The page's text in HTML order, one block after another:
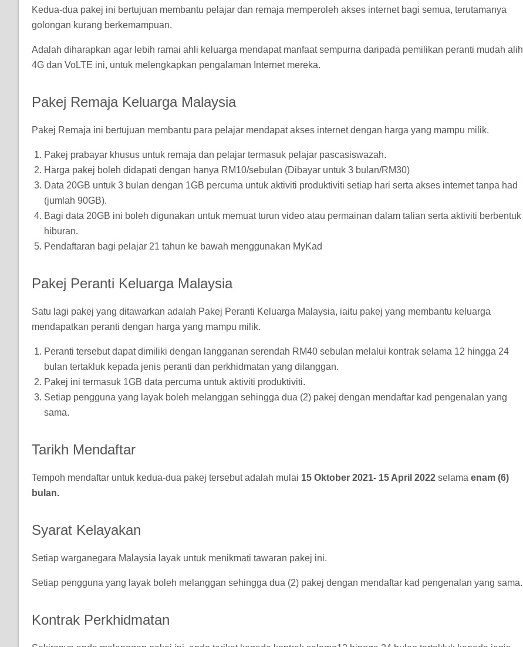
Kedua-dua pakej ini bertujuan membantu pelajar dan remaja memperoleh akses internet bagi semua, terutamanya
golongan kurang berkemampuan.
Adalah diharapkan agar lebih ramai ahli keluarga mendapat manfaat sempurna daripada pemilikan peranti mudah alih
4G dan VoLTE ini, untuk melengkapkan pengalaman Internet mereka.
Pakej Remaja Keluarga Malaysia
Pakej Remaja ini bertujuan membantu para pelajar mendapat akses internet dengan harga yang mampu milik.
Pakej prabayar khusus untuk remaja dan pelajar termasuk pelajar pascasiswazah.
Harga pakej boleh didapati dengan hanya RM10/sebulan (Dibayar untuk 3 bulan/RM30)
Data 20GB untuk 3 bulan dengan 1GB percuma untuk aktiviti produktiviti setiap hari serta akses internet tanpa had
(jumlah 90GB).
Bagi data 20GB ini boleh digunakan untuk memuat turun video atau permainan dalam talian serta aktiviti berbentuk
hiburan.
Pendaftaran bagi pelajar 21 tahun ke bawah menggunakan MyKad
Pakej Peranti Keluarga Malaysia
Satu lagi pakej yang ditawarkan adalah Pakej Peranti Keluarga Malaysia, iaitu pakej yang membantu keluarga
mendapatkan peranti dengan harga yang mampu milik.
Peranti tersebut dapat dimiliki dengan langganan serendah RM40 sebulan melalui kontrak selama 12 hingga 24
bulan tertakluk kepada jenis peranti dan perkhidmatan yang dilanggan.
Pakej ini termasuk 1GB data percuma untuk aktiviti produktiviti.
Setiap pengguna yang layak boleh melanggan sehingga dua (2) pakej dengan mendaftar kad pengenalan yang
sama.
Tarikh Mendaftar
Tempoh mendaftar untuk kedua-dua pakej tersebut adalah mulai 15 Oktober 2021- 15 April 2022 selama enam (6)
bulan.
Syarat Kelayakan
Setiap warganegara Malaysia layak untuk menikmati tawaran pakej ini.
Setiap pengguna yang layak boleh melanggan sehingga dua (2) pakej dengan mendaftar kad pengenalan yang sama.
Kontrak Perkhidmatan